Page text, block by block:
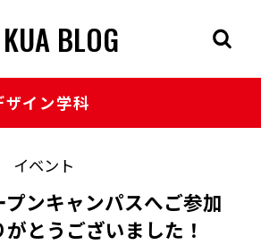
KUA BLOG
ザイン学科
イベント
ンキャンパスへご参加
とうございました！